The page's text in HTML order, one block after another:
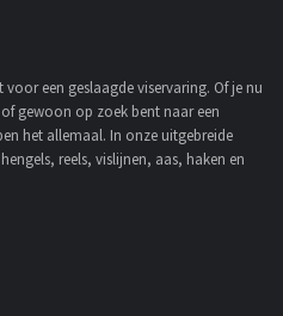
een geslaagde viservaring. Of je nu
gewoon op zoek bent naar een
het allemaal. In onze uitgebreide
reels, vislijnen, aas, haken en